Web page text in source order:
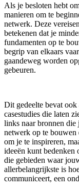
Als je besloten hebt
manieren om te
netwerk. Deze
betekenen dat je
fundamenten op te
begrip van elkaars
gaandeweg worden
gebeuren.
Dit gedeelte bevat
casestudies die laten
links naar bronnen
netwerk op te bouwen
om je te inspireren,
ideeën kunt bedenken
die gebieden waar
allerbelangrijkste is
communiceert, een